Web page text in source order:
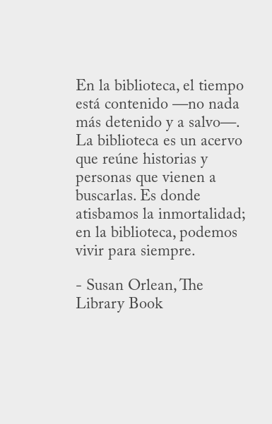
En la biblioteca, el tiempo
está contenido —no nada
más detenido y a salvo—.
La biblioteca es un acervo
que reúne historias y
personas que vienen a
buscarlas. Es donde
atisbamos la inmortalidad;
en la biblioteca, podemos
vivir para siempre.
- Susan Orlean, The
Library Book